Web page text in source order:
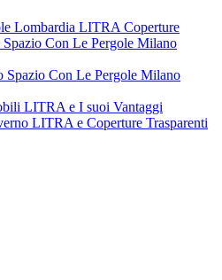
Lombardia LITRA Coperture
Con Le Pergole Milano
Spazio Con Le Pergole Milano
LITRA e I suoi Vantaggi
LITRA e Coperture Trasparenti